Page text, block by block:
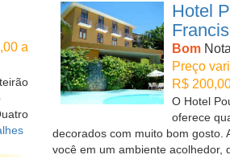
a
Hotel
Bom
Preço
R$
O Hotel
oferece
decorados com muito bom gosto.
você em um ambiente acolhedor,